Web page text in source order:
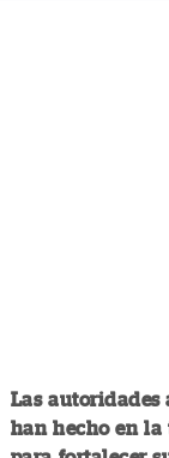
Las autoridades
han hecho en la